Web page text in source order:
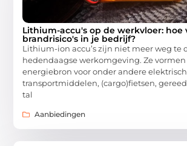
Lithium-accu's op de werkvloer: hoe
brandrisico's in je bedrijf?
Lithium-ion accu’s zijn niet meer weg te
hedendaagse werkomgeving. Ze
energiebron voor onder andere
transportmiddelen, (cargo)fietsen,
tal
Aanbiedingen